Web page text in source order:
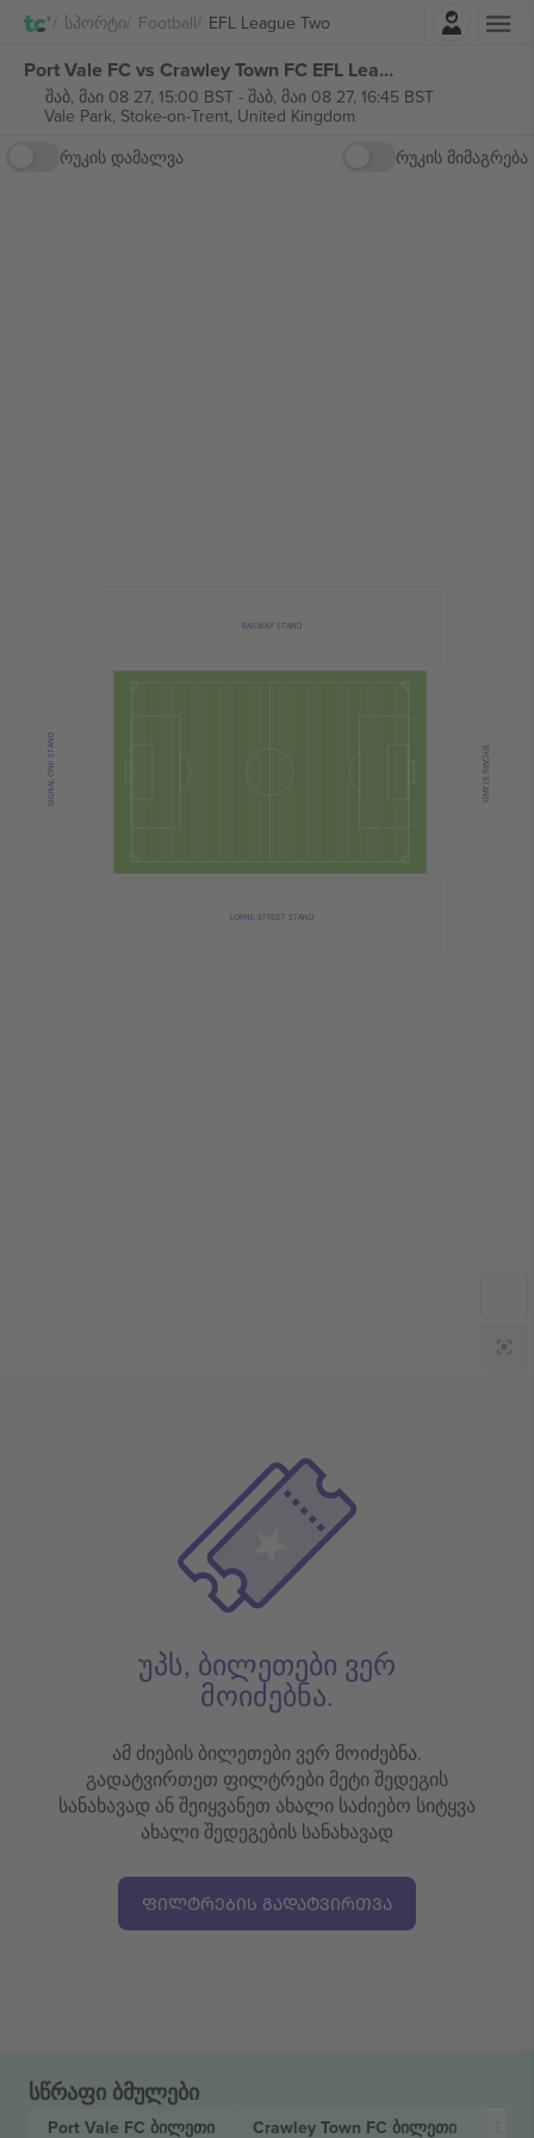
Სპორტი Football EFL League Twoშესვლა
Port Vale FC vs Crawley Town FC EFL League Two ბილეთი
შაბ, მაი 08 27, 15:00 BST- შაბ, მაი 08 27, 16:45 BST
Vale Park, Stoke-on-Trent, United Kingdom
რუკის დამალვა
რუკის მიმაგრება
RAILWAY STAND
BYCARS STAND
LORNE STREET STAND
SIGNAL ONE STAND
უპს, ბილეთები ვერ
მოიძებნა.
ამ ძიების ბილეთები ვერ მოიძებნა.
გადატვირთეთ ფილტრები მეტი შედეგის
სანახავად ან შეიყვანეთ ახალი საძიებო სიტყვა
ახალი შედეგების სანახავად
ᲤᲘᲚᲢᲠᲔᲑᲘᲡ ᲒᲐᲓᲐᲢᲕᲘᲠᲗᲕᲐ
სწრაფი ბმულები
Port Vale FC ბილეთი Crawley Town FC ბილეთი